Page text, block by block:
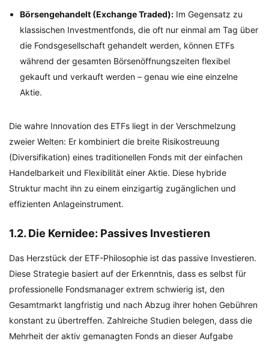
Börsengehandelt (Exchange Traded): Im Gegensatz zu
klassischen Investmentfonds, die oft nur einmal am Tag über
die Fondsgesellschaft gehandelt werden, können ETFs
während der gesamten Börsenöffnungszeiten flexibel
gekauft und verkauft werden – genau wie eine einzelne
Aktie.
Die wahre Innovation des ETFs liegt in der Verschmelzung
zweier Welten: Er kombiniert die breite Risikostreuung
(Diversifikation) eines traditionellen Fonds mit der einfachen
Handelbarkeit und Flexibilität einer Aktie. Diese hybride
Struktur macht ihn zu einem einzigartig zugänglichen und
effizienten Anlageinstrument.
1.2. Die Kernidee: Passives Investieren
Das Herzstück der ETF-Philosophie ist das passive Investieren.
Diese Strategie basiert auf der Erkenntnis, dass es selbst für
professionelle Fondsmanager extrem schwierig ist, den
Gesamtmarkt langfristig und nach Abzug ihrer hohen Gebühren
konstant zu übertreffen. Zahlreiche Studien belegen, dass die
Mehrheit der aktiv gemanagten Fonds an dieser Aufgabe